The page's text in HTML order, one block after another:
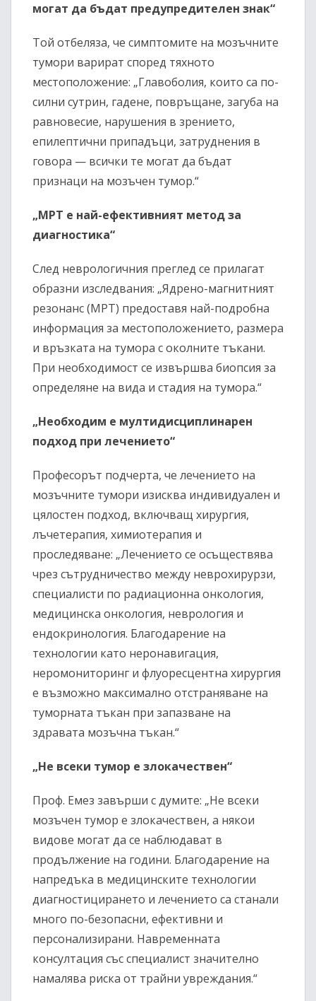
могат да бъдат предупредителен знак“
Той отбеляза, че симптомите на мозъчните
тумори варират според тяхното
местоположение: „Главоболия, които са по-
силни сутрин, гадене, повръщане, загуба на
равновесие, нарушения в зрението,
епилептични припадъци, затруднения в
говора — всички те могат да бъдат
признаци на мозъчен тумор.“
„МРТ е най-ефективният метод за
диагностика“
След неврологичния преглед се прилагат
образни изследвания: „Ядрено-магнитният
резонанс (МРТ) предоставя най-подробна
информация за местоположението, размера
и връзката на тумора с околните тъкани.
При необходимост се извършва биопсия за
определяне на вида и стадия на тумора.“
„Необходим е мултидисциплинарен
подход при лечението“
Професорът подчерта, че лечението на
мозъчните тумори изисква индивидуален и
цялостен подход, включващ хирургия,
лъчетерапия, химиотерапия и
проследяване: „Лечението се осъществява
чрез сътрудничество между неврохирурзи,
специалисти по радиационна онкология,
медицинска онкология, неврология и
ендокринология. Благодарение на
технологии като неронавигация,
неромониторинг и флуоресцентна хирургия
е възможно максимално отстраняване на
туморната тъкан при запазване на
здравата мозъчна тъкан.“
„Не всеки тумор е злокачествен“
Проф. Емез завърши с думите: „Не всеки
мозъчен тумор е злокачествен, а някои
видове могат да се наблюдават в
продължение на години. Благодарение на
напредъка в медицинските технологии
диагностицирането и лечението са станали
много по-безопасни, ефективни и
персонализирани. Навременната
консултация със специалист значително
намалява риска от трайни увреждания.“